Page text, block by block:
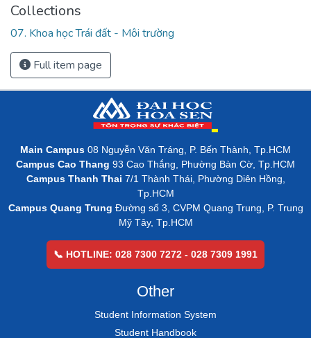
Collections
07. Khoa học Trái đất - Môi trường
Full item page
Main Campus 08 Nguyễn Văn Tráng, P. Bến Thành, Tp.HCM
Campus Cao Thang 93 Cao Thắng, Phường Bàn Cờ, Tp.HCM
Campus Thanh Thai 7/1 Thành Thái, Phường Diên Hồng,
Tp.HCM
Campus Quang Trung Đường số 3, CVPM Quang Trung, P. Trung
Mỹ Tây, Tp.HCM
📞 HOTLINE: 028 7300 7272 - 028 7309 1991
Other
Student Information System
Student Handbook